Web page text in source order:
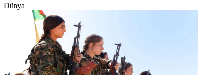
Dünya